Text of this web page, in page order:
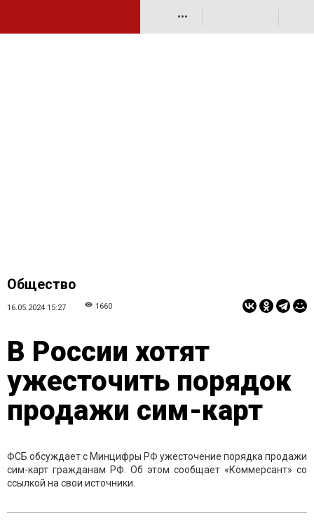
•••
Общество
16.05.2024 15:27 1660
В России хотят
ужесточить порядок
продажи сим-карт
ФСБ обсуждает с Минцифры РФ ужесточение порядка продажи
сим-карт гражданам РФ. Об этом сообщает «Коммерсант» со
ссылкой на свои источники.